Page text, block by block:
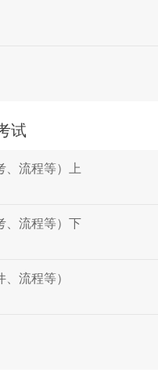
试
、流程等）上
、流程等）下
流程等）